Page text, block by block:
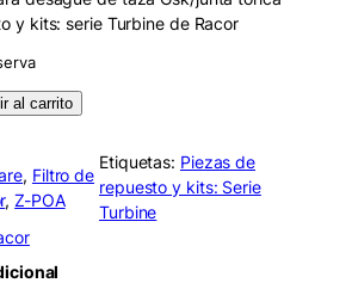
y kits: serie Turbine de Racor
al carrito
, Filtro de
, Z-POA
Etiquetas: Piezas de
repuesto y kits: Serie
Turbine